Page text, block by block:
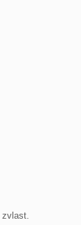
zvlast.